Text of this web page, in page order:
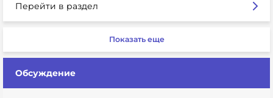
Перейти в раздел
Показать еще
Обсуждение